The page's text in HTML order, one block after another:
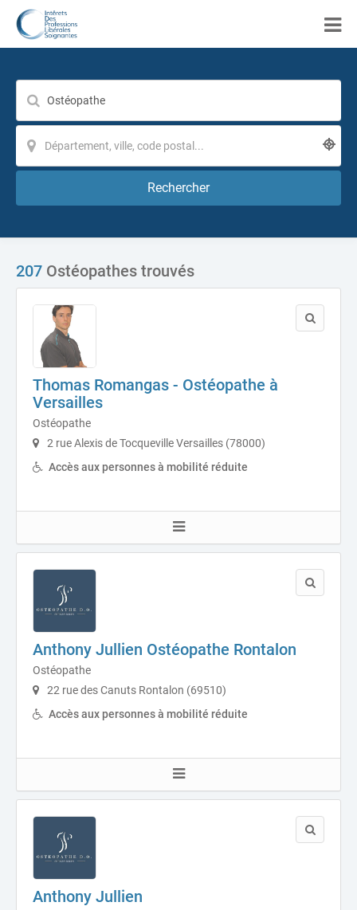
Rechercher
207 Ostéopathes trouvés
Thomas Romangas - Ostéopathe à
Versailles
Ostéopathe
2 rue Alexis de Tocqueville Versailles (78000)
Accès aux personnes à mobilité réduite
Anthony Jullien Ostéopathe Rontalon
Ostéopathe
22 rue des Canuts Rontalon (69510)
Accès aux personnes à mobilité réduite
Anthony Jullien